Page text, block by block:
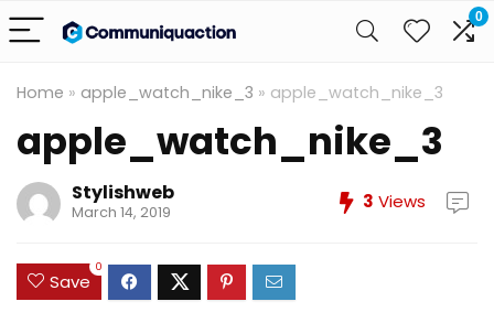
0
Home » apple_watch_nike_3 » apple_watch_nike_3
apple_watch_nike_3
Stylishweb
March 14, 2019 3 Views
Save
0